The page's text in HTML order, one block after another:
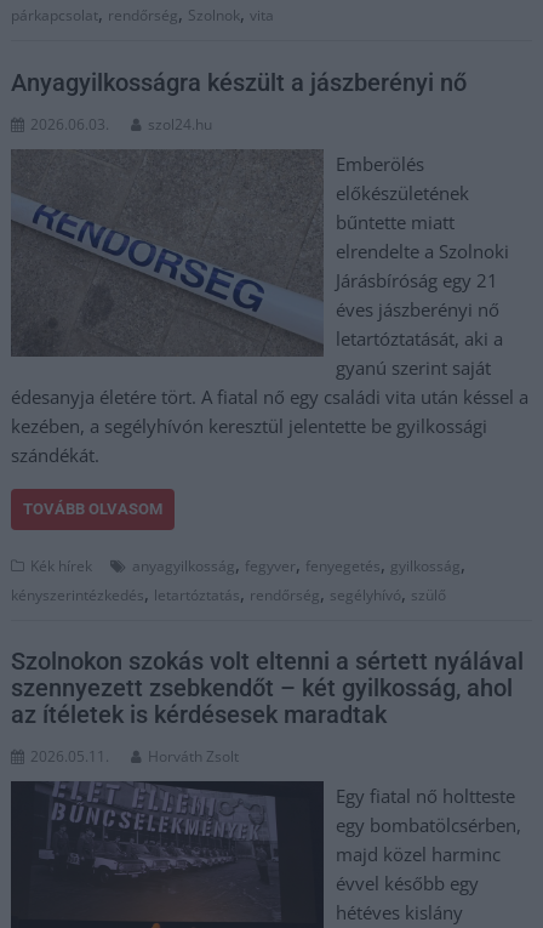
párkapcsolat, rendőrség, Szolnok,vita
Anyagyilkosságra készült a jászberényi nő
2026.06.03. szol24.hu
Emberölés
előkészületének
bűntette miatt
elrendelte a Szolnoki
Járásbíróság egy 21
éves jászberényi nő
letartóztatását, aki a
gyanú szerint saját
édesanyja életére tört. A fiatal nő egy családi vita után késsel a
kezében, a segélyhívón keresztül jelentette be gyilkossági
szándékát.
TOVÁBB OLVASOM
Kék hírek anyagyilkosság, fegyver, fenyegetés, gyilkosság,
kényszerintézkedés, letartóztatás, rendőrség, segélyhívó, szülő
Szolnokon szokás volt eltenni a sértett nyálával
szennyezett zsebkendőt – két gyilkosság, ahol
az ítéletek is kérdésesek maradtak
2026.05.11. Horváth Zsolt
Egy fiatal nő holtteste
egy bombatölcsérben,
majd közel harminc
évvel később egy
hétéves kislány